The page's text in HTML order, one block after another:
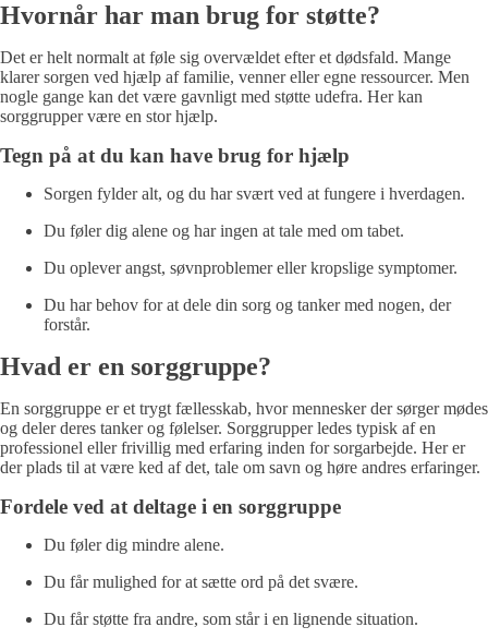
Hvornår har man brug for støtte?
Det er helt normalt at føle sig overvældet efter et dødsfald. Mange
klarer sorgen ved hjælp af familie, venner eller egne ressourcer. Men
nogle gange kan det være gavnligt med støtte udefra. Her kan
sorggrupper være en stor hjælp.
Tegn på at du kan have brug for hjælp
Sorgen fylder alt, og du har svært ved at fungere i hverdagen.
Du føler dig alene og har ingen at tale med om tabet.
Du oplever angst, søvnproblemer eller kropslige symptomer.
Du har behov for at dele din sorg og tanker med nogen, der
forstår.
Hvad er en sorggruppe?
En sorggruppe er et trygt fællesskab, hvor mennesker der sørger mødes
og deler deres tanker og følelser. Sorggrupper ledes typisk af en
professionel eller frivillig med erfaring inden for sorgarbejde. Her er
der plads til at være ked af det, tale om savn og høre andres erfaringer.
Fordele ved at deltage i en sorggruppe
Du føler dig mindre alene.
Du får mulighed for at sætte ord på det svære.
Du får støtte fra andre, som står i en lignende situation.